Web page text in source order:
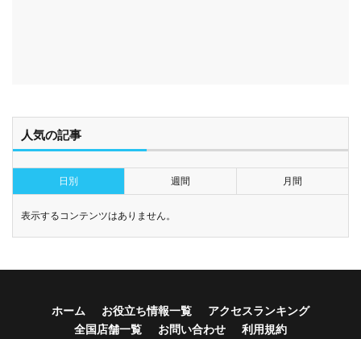
人気の記事
日別 週間 月間
表示するコンテンツはありません。
ホーム お役立ち情報一覧
アクセスランキング
全国店舗一覧
お問い合わせ 利用規約